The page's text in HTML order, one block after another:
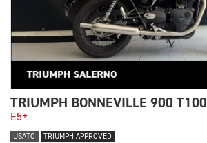
TRIUMPH BONNEVILLE 900 T100
E5+
USATO TRIUMPH APPROVED